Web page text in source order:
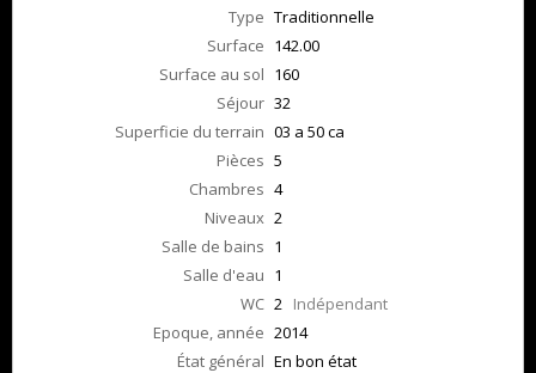
Type Traditionnelle
Surface 142.00
Surface au sol 160
Séjour 32
Superficie du terrain 03 a 50 ca
Pièces 5
Chambres 4
Niveaux 2
Salle de bains 1
Salle d'eau 1
WC 2 Indépendant
Epoque, année 2014
État général En bon état